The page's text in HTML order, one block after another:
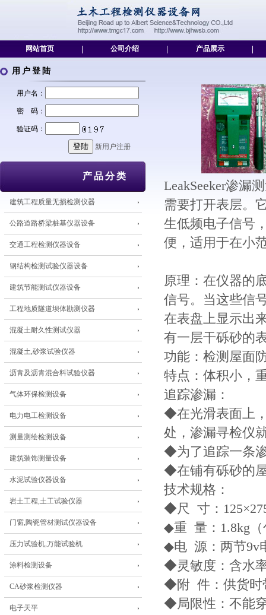
网站首页 公司介绍 产品展示
用户登陆
用户名：
密 码：
验证码：
新用户注册
产品分类
建筑工程质量无损检测仪器
公路道路桥梁桩基仪器设备
交通工程检测仪器设备
钢结构检测试验仪器设备
建筑节能测试仪器设备
工程地质隧道坝体勘测仪器
混凝土耐久性测试仪器
混凝土,砂浆试验仪器
沥青及沥青混合料试验仪器
气体环保检测设备
电力电工检测设备
测量测绘检测设备
建筑装饰测量设备
水泥试验仪器设备
岩土工程,土工试验仪器
门窗,陶瓷管材测试仪器设备
压力试验机,万能试验机
涂料检测设备
CA砂浆检测仪器
电子天平
LeakSeeker渗漏
需要打开表层。
生低频电子信号
便，适用于在小
原理：在仪器的
信号。当这些信
在表盘上显示出
有一层干砾砂的
功能：检测屋面
特点：体积小，
追踪渗漏：
◆在光滑表面上
处，渗漏寻检仪
◆为了追踪一条
◆在铺有砾砂的
技术规格：
◆尺 寸：
◆重 量：1.8kg（
◆电 源：两节9v
◆灵敏度：含水
◆附 件：供货时
◆局限性：不能